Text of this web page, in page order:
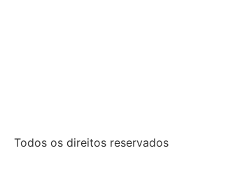
Todos os direitos reservados